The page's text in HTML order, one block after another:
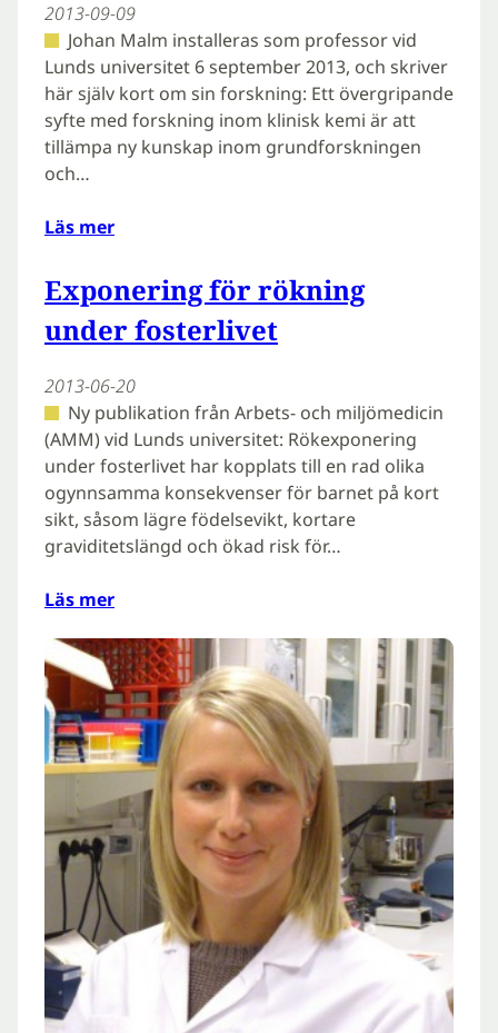
2013-09-09
Johan Malm installeras som professor vid
Lunds universitet 6 september 2013, och skriver
här själv kort om sin forskning: Ett övergripande
syfte med forskning inom klinisk kemi är att
tillämpa ny kunskap inom grundforskningen
och…
Läs mer
Exponering för rökning
under fosterlivet
2013-06-20
Ny publikation från Arbets- och miljömedicin
(AMM) vid Lunds universitet: Rökexponering
under fosterlivet har kopplats till en rad olika
ogynnsamma konsekvenser för barnet på kort
sikt, såsom lägre födelsevikt, kortare
graviditetslängd och ökad risk för…
Läs mer